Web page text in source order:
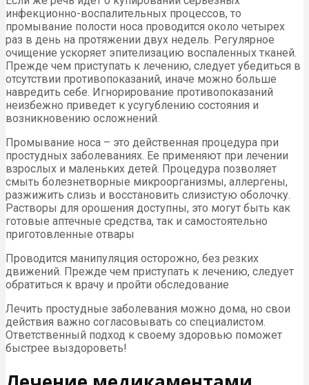
инфекционно-воспалительных процессов, то
промывание полости носа проводится около четырех
раз в день на протяжении двух недель. Регулярное
очищение ускоряет эпителизацию воспаленных тканей.
Прежде чем приступать к лечению, следует убедиться в
отсутствии противопоказаний, иначе можно больше
навредить себе. Игнорирование противопоказаний
неизбежно приведет к усугублению состояния и
возникновению осложнений.
Промывание носа – это действенная процедура при
простудных заболеваниях. Ее применяют при лечении
взрослых и маленьких детей. Процедура позволяет
смыть болезнетворные микроорганизмы, аллергены,
разжижить слизь и восстановить слизистую оболочку.
Растворы для орошения доступны, это могут быть как
готовые аптечные средства, так и самостоятельно
приготовленные отвары
Проводится манипуляция осторожно, без резких
движений. Прежде чем приступать к лечению, следует
обратиться к врачу и пройти обследование
Лечить простудные заболевания можно дома, но свои
действия важно согласовывать со специалистом.
Ответственный подход к своему здоровью поможет
быстрее выздороветь!